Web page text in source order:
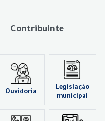
Contribuinte
Ouvidoria
Legislação
municipal